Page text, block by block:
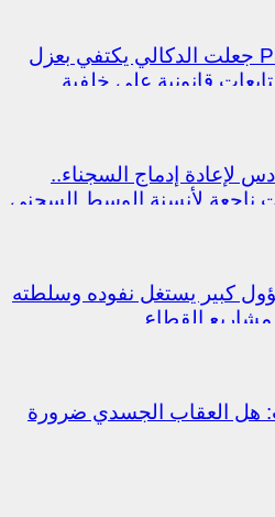
هل الرفاقية في PPS جعلت الدكالي يكتفي بعزل
قانونية على خلفية
سيدي سليمان
لإعادة إدماج السجناء..
ناجعة لأنسنة الوسط السجني
كبير يستغل نفوده وسلطته
القطاع
هل العقاب الجسدي ضرورة